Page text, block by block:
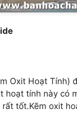
Oxit Hoạt Tính)
hoạt tính này có
tốt.Kẽm oxit